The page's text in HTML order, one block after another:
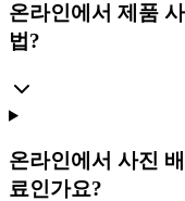
온라인에서 제품
법?
온라인에서 사진
료인가요?